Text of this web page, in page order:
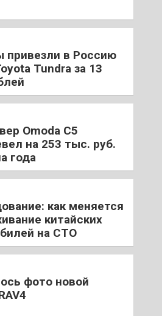
привезли в Россию
Tundra за 13
Omoda C5
на 253 тыс. руб.
года
как меняется
китайских
на СТО
фото новой